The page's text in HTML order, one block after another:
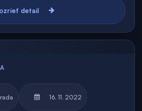
detail
16. 11. 2022